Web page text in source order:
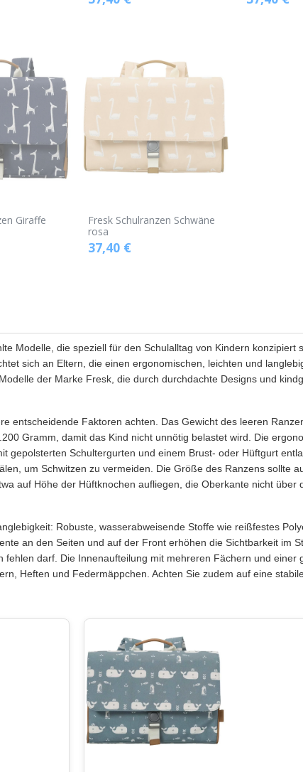
Giraffe
Fresk Schulranzen Schwäne
rosa
37,40 €
Modelle, die speziell für den Schulalltag von Kindern konzipiert
sich an Eltern, die einen ergonomischen, leichten und
der Marke Fresk, die durch durchdachte Designs und
entscheidende Faktoren achten. Das Gewicht des leeren
Gramm, damit das Kind nicht unnötig belastet wird. Die
gepolsterten Schultergurten und einem Brust- oder Hüftgurt
um Schwitzen zu vermeiden. Die Größe des Ranzens sollte
auf Höhe der Hüftknochen aufliegen, die Oberkante nicht über
Robuste, wasserabweisende Stoffe wie reißfestes
an den Seiten und auf der Front erhöhen die Sichtbarkeit im
darf. Die Innenaufteilung mit mehreren Fächern und einer
Heften und Federmäppchen. Achten Sie zudem auf eine